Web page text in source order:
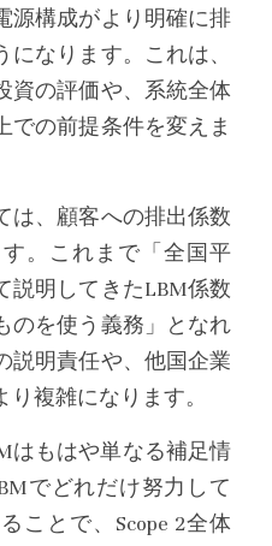
源構成がより明確に排
なります。これは、
資の評価や、系統全体
での前提条件を変えま
は、顧客への排出係数
。これまで「全国平
説明してきたLBM係数
のを使う義務」となれ
説明責任や、他国企業
複雑になります。
はもはや単なる補足情
でどれだけ努力して
ことで、Scope 2全体